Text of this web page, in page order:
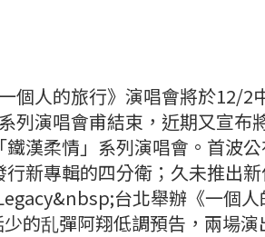
個人的旅行》演唱會將於12/2
列演唱會甫結束，近期又宣布
漢柔情」系列演唱會。首波
新專輯的四分衛；久未推出
台北舉辦《一個人
的乱彈阿翔低調預告，兩場演